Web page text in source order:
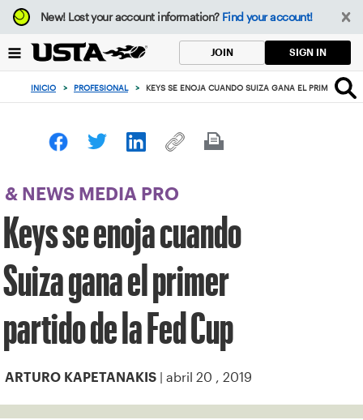
Enfoque
desde
botón
volver
principio
New!Lost your account information? Find your account!
JOIN SIGN IN
INICIO > PROFESIONAL > KEYS SE ENOJA CUANDO SUIZA GANA EL PRIMER
& NEWS MEDIA PRO
Keys se enoja cuando
Suiza gana el primer
partido de la Fed Cup
ARTURO KAPETANAKIS | abril 20 , 2019